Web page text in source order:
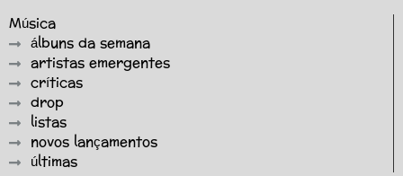
Música
álbuns da semana
artistas emergentes
críticas
drop
listas
novos lançamentos
últimas